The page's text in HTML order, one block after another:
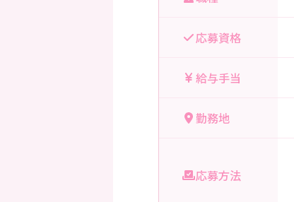
応募資格
給与手当
勤務地
応募方法